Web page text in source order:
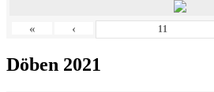
« ‹
Döben 2021